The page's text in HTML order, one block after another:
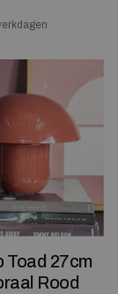
aan
van verlanglijst
Toad 27cm
Rood